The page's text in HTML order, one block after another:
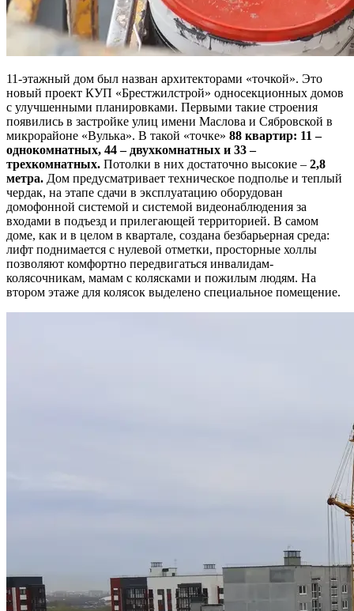
11-этажный дом был назван архитекторами «точкой». Это
новый проект КУП «Брестжилстрой» односекционных домов
с улучшенными планировками. Первыми такие строения
появились в застройке улиц имени Маслова и Сябровской в
микрорайоне «Вулька». В такой «точке» 88 квартир: 11 –
однокомнатных, 44 – двухкомнатных и 33 –
трехкомнатных. Потолки в них достаточно высокие – 2,8
метра. Дом предусматривает техническое подполье и теплый
чердак, на этапе сдачи в эксплуатацию оборудован
домофонной системой и системой видеонаблюдения за
входами в подъезд и прилегающей территорией. В самом
доме, как и в целом в квартале, создана безбарьерная среда:
лифт поднимается с нулевой отметки, просторные холлы
позволяют комфортно передвигаться инвалидам-
колясочникам, мамам с колясками и пожилым людям. На
втором этаже для колясок выделено специальное помещение.